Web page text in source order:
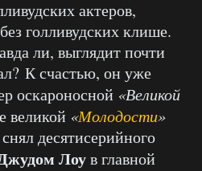
актеров,
голливудских клише.
ли, выглядит почти
К счастью, он уже
оскароносной «Великой
великой «Молодости»
снял десятисерийного
Лоув главной